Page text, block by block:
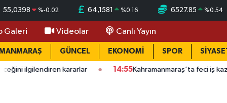
55,0398 %-0.02 64,1581 %0.16 6527.85 %0.54
Galeri Videolar Canlı Yayın
GÜNCEL EKONOMİ SPOR
kararlar 14:55 Kahramanmaraş’ta feci iş kazası: